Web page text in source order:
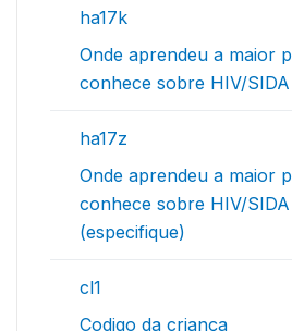
ha17k
Onde aprendeu a maior
conhece sobre HIV/SIDA
ha17z
Onde aprendeu a maior
conhece sobre HIV/SIDA
(especifique)
cl1
Codigo da criança